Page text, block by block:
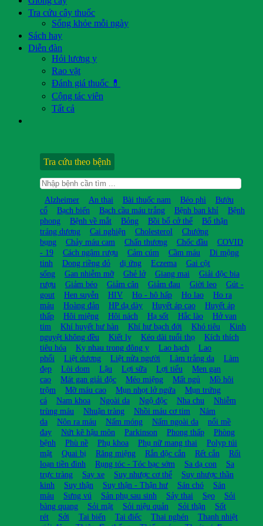
Tra cứu cây thuốc
Sống khỏe mỗi ngày
Sách hay
Diễn đàn
Hỏi lương y
Rao vặt
Đánh giá thuốc 💊
Cộng tác viên
Tất cả
Tra cứu theo bệnh
Alzheimer An thai Bài thuốc nam Béo phì
Bướu
cổ
Bạch biến Bạch cầu máu trắng Bệnh ban khỉ
Bệnh
phong
Bệnh về mắt Bỏng Bồi bổ cở thể
Bổ thận
tráng dương
Cai nghiện Cholesterol
Chướng
bụng
Chảy máu cam Chấn thương Chốc đầu
COVID
- 19
Cách ngâm rượu Cảm cúm Cầm máu
Di mộng
tinh
Dong riềng đỏ dị ứng Eczema
Gai cột
sống
Gan nhiễm mỡ Ghẻ lở Giang mai
Giải độc bia
rượu
Giảm béo Giảm cân Giảm đau Giời leo
Gút -
gout
Hen suyễn HIV Ho - hô hấp Ho lao
Ho ra
máu
Hoàng đản HP dạ dày Huyết áp cao
Huyết áp
thấp
Hôi miệng Hôi nách Hạ sốt Hắc lào
Hở van
tim
Khí huyết hư hàn Khí hư bạch đới Khó tiêu
Kinh
nguyệt không đều
Kiết lỵ Kéo dài tuổi thọ
Kích thích
tiêu hóa
Kỵ nhau trong đông y Lao hạch
Lao
phổi
Liệt dương Liệt nửa người Làm trắng da
Làm
đẹp
Lòi dom Lậu Lợi sữa Lợi tiểu
Men gan
cao
Mát gan giải độc Méo miệng Mất ngủ
Mồ hôi
trộm
Mỡ máu cao Mụn nhọt lở ngứa
Mụn trứng
cá
Nam khoa Ngoài da Ngộ độc Nha chu
Nhiễm
trùng máu
Nhuận tràng Nhồi máu cơ tim
Nám
da
Nôn ra máu Nấm móng Nấm ngoài da
nổi mề
đay
Nứt kẽ hậu môn Parkinson Phong thấp
Phòng
bệnh
Phù nề Phụ khoa Phụ nữ mang thai
Polyp túi
mật
Quai bị Răng miệng Rắn độc cắn Rết cắn
Rối
loạn tiền đình
Rụng tóc - Tóc bạc sớm Sa dạ con
Sa
trực tràng
Say xe Suy nhược cơ thể
Suy nhược thần
kinh
Suy thận Suy thận - Thận hư Sán chó
Sán
máu
Sưng vú Sản phụ sau sinh Sảy thai Sẹo
Sỏi
bàng quang
Sỏi mật Sỏi niệu quản Sỏi thận
Sốt
rét
Sởi Tai biến Tai điếc Thai nghén
Thanh nhiệt